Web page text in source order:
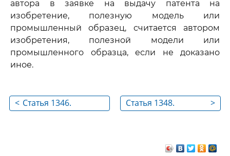
автора в заявке на выдачу патента на
изобретение, полезную модель или
промышленный образец, считается автором
изобретения, полезной модели или
промышленного образца, если не доказано
иное.
< Статья 1346.
>
Статья 1348.
полезной модели